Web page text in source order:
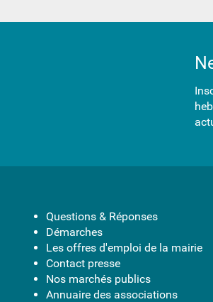
Questions & Réponses
Démarches
Les offres d'emploi de la mairie
Contact presse
Nos marchés publics
Annuaire des associations